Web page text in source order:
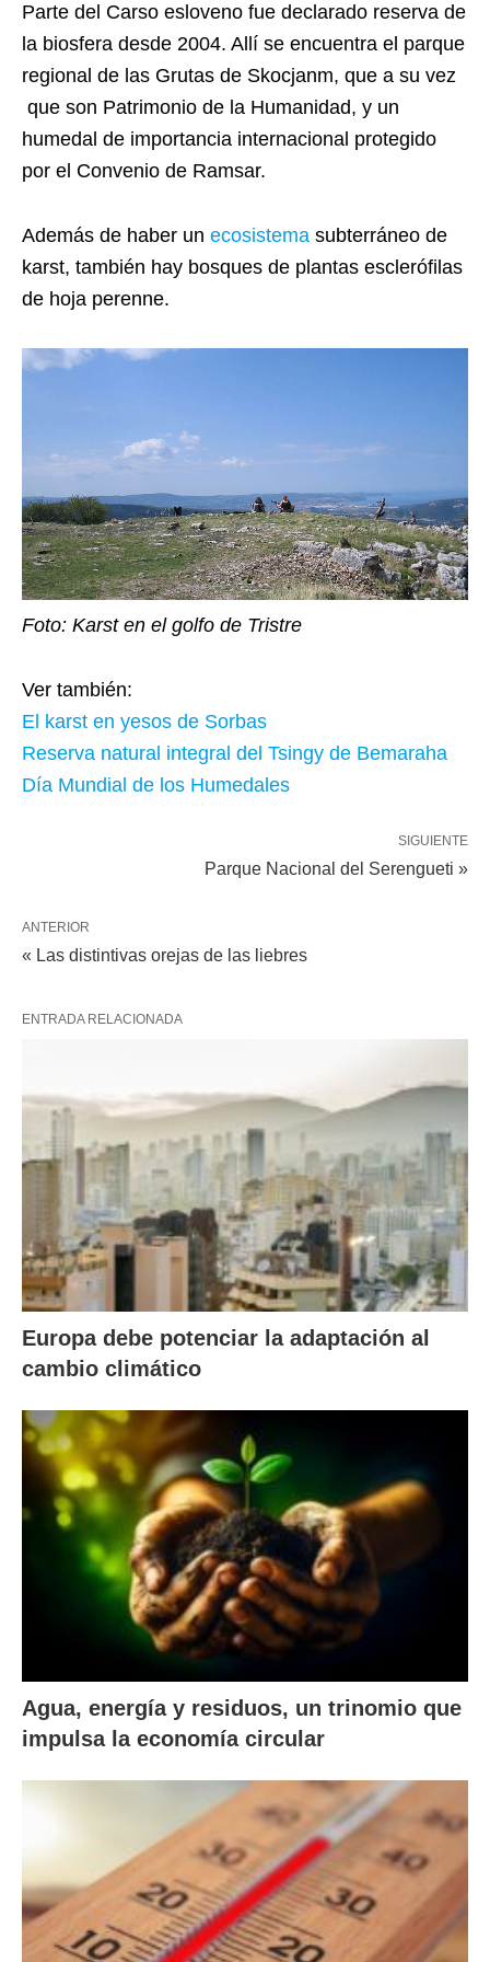
Parte del Carso esloveno fue declarado reserva de
la biosfera desde 2004. Allí se encuentra el parque
regional de las Grutas de Skocjanm, que a su vez
que son Patrimonio de la Humanidad, y un
humedal de importancia internacional protegido
por el Convenio de Ramsar.
Además de haber un ecosistema subterráneo de
karst, también hay bosques de plantas esclerófilas
de hoja perenne.
Foto: Karst en el golfo de Tristre
Ver también:
El karst en yesos de Sorbas
Reserva natural integral del Tsingy de Bemaraha
Día Mundial de los Humedales
SIGUIENTE
Parque Nacional del Serengueti »
ANTERIOR
« Las distintivas orejas de las liebres
ENTRADA RELACIONADA
Europa debe potenciar la adaptación al
cambio climático
Agua, energía y residuos, un trinomio que
impulsa la economía circular